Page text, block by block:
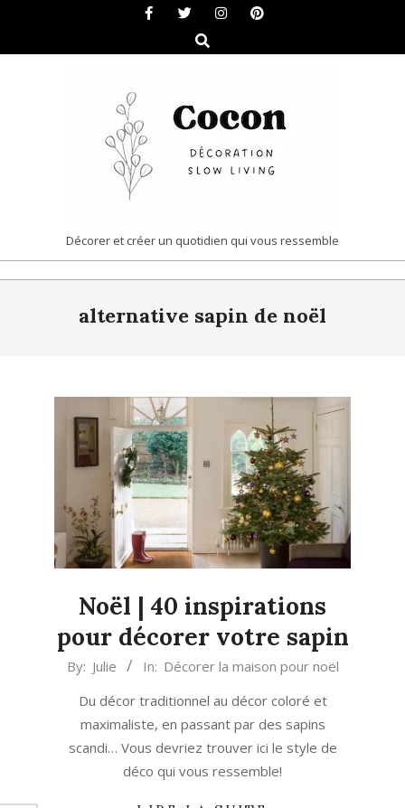
content
Search
COCON
|
DÉCORATION
LIVING
Décorer et créer un quotidien qui vous ressemble
alternative sapin de noël
Noël | 40 inspirations
pour décorer votre sapin
2023-
By: Julie In: Décorer la maison pour noël
Du décor traditionnel au décor coloré et
maximaliste, en passant par des sapins
scandi… Vous devriez trouver ici le style de
déco qui vous ressemble!